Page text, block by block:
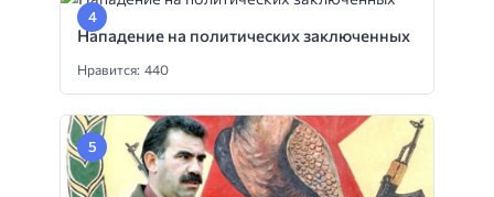
Нападение на политических заключенных
Нравится: 440